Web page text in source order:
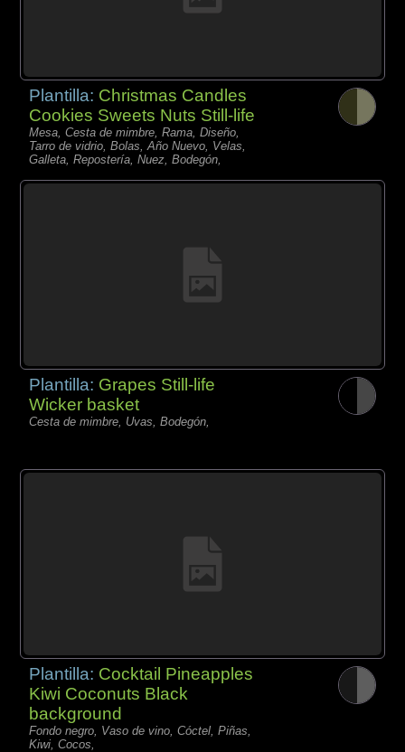
Plantilla: Christmas Candles
Cookies Sweets Nuts Still-life
Mesa, Cesta de mimbre, Rama, Diseño,
Tarro de vidrio, Bolas, Año Nuevo, Velas,
Galleta, Repostería, Nuez, Bodegón,
Plantilla: Grapes Still-life
Wicker basket
Cesta de mimbre, Uvas, Bodegón,
Plantilla: Cocktail Pineapples
Kiwi Coconuts Black
background
Fondo negro, Vaso de vino, Cóctel, Piñas,
Kiwi, Cocos,